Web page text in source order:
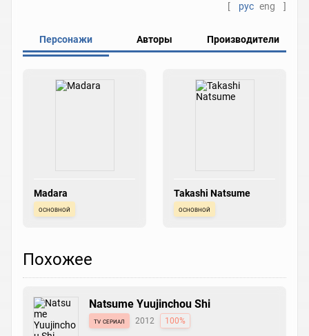
[
рус eng ]
Персонажи Авторы Производители
Madara
основной
Takashi Natsume
основной
Похожее
Natsume Yuujinchou Shi
tv сериал 2012 100%